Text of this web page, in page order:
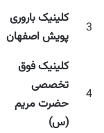
3
کلینیک باروری
پویش اصفهان
4
کلینیک فوق
تخصصی
حضرت مریم
(س)